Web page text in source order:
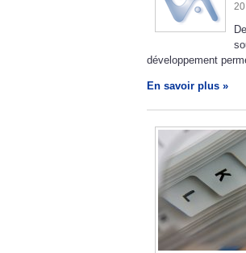
développement
En savoir plus »